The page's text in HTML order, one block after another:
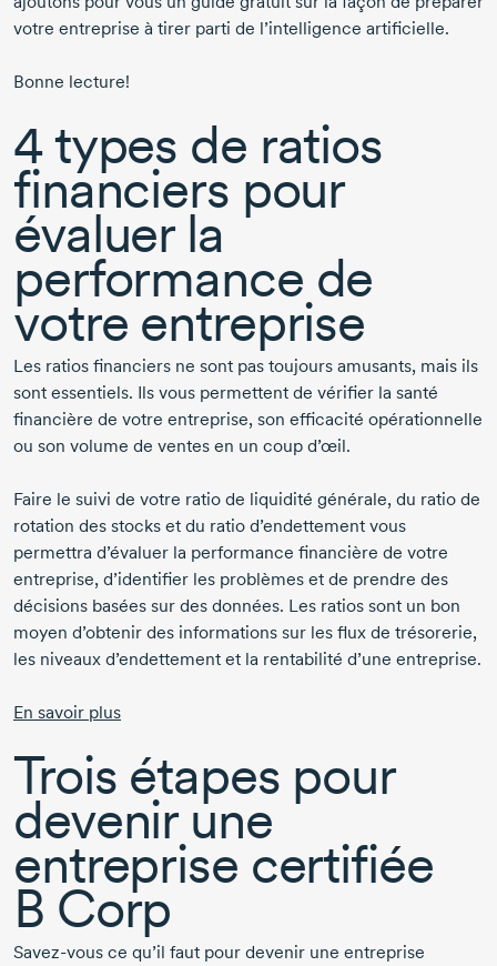
votre entreprise à tirer parti de l’intelligence artificielle.
Bonne lecture!
4 types de ratios
financiers pour
évaluer la
performance de
votre entreprise
Les ratios financiers ne sont pas toujours amusants, mais ils
sont essentiels. Ils vous permettent de vérifier la santé
financière de votre entreprise, son efficacité opérationnelle
ou son volume de ventes en un coup d’œil.
Faire le suivi de votre ratio de liquidité générale, du ratio de
rotation des stocks et du ratio d’endettement vous
permettra d’évaluer la performance financière de votre
entreprise, d’identifier les problèmes et de prendre des
décisions basées sur des données. Les ratios sont un bon
moyen d’obtenir des informations sur les flux de trésorerie,
les niveaux d’endettement et la rentabilité d’une entreprise.
En savoir plus
Trois étapes pour
devenir une
entreprise certifiée
B Corp
Savez-vous ce qu’il faut pour devenir une entreprise